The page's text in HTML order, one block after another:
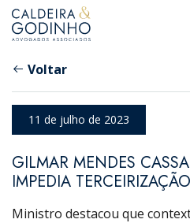
Voltar
11 de julho de 2023
GILMAR MENDES
IMPEDIA
Ministro destacou que